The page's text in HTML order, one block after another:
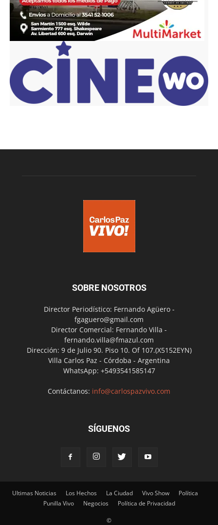
SOBRE NOSOTROS
Director Periodístico: Fernando Agüero -
fgaguero@gmail.com
Director Comercial: Fernando Villa -
fernando.villa@fmazul.com
Dirección: 9 de Julio 90. Piso 10. Of 107.(X5152EYN)
Villa Carlos Paz - Córdoba - Argentina
WhatsApp: +5493541585147
Contáctanos: info@carlospazvivo.com
SÍGUENOS
Ultimas Noticias Los Hechos La Ciudad Vivo Show
Política
Punilla Vivo
Negocios Política de Privacidad
©